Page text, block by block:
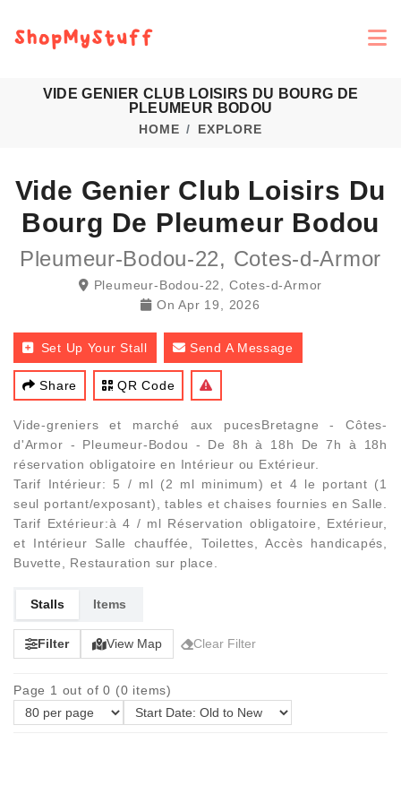
VIDE GENIER CLUB LOISIRS DU BOURG DE
PLEUMEUR BODOU
HOME EXPLORE
Vide Genier Club Loisirs Du
Bourg De Pleumeur Bodou
Pleumeur-Bodou-22, Cotes-d-Armor
Pleumeur-Bodou-22, Cotes-d-Armor
On Apr 19, 2026
Set Up Your Stall Send A Message
Share QR Code
Vide-greniers et marché aux pucesBretagne - Côtes-
d'Armor - Pleumeur-Bodou - De 8h à 18h De 7h à 18h
réservation obligatoire en Intérieur ou Extérieur.
Tarif Intérieur: 5 / ml (2 ml minimum) et 4 le portant (1
seul portant/exposant), tables et chaises fournies en Salle.
Tarif Extérieur:à 4 / ml Réservation obligatoire, Extérieur,
et Intérieur Salle chauffée, Toilettes, Accès handicapés,
Buvette, Restauration sur place.
Stalls Items
Filter View Map Clear Filter
Page 1 out of 0 (0 items)